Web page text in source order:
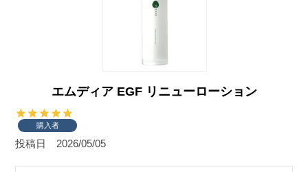
エムディア EGF リニューローション
購入者
投稿日 2026/05/05